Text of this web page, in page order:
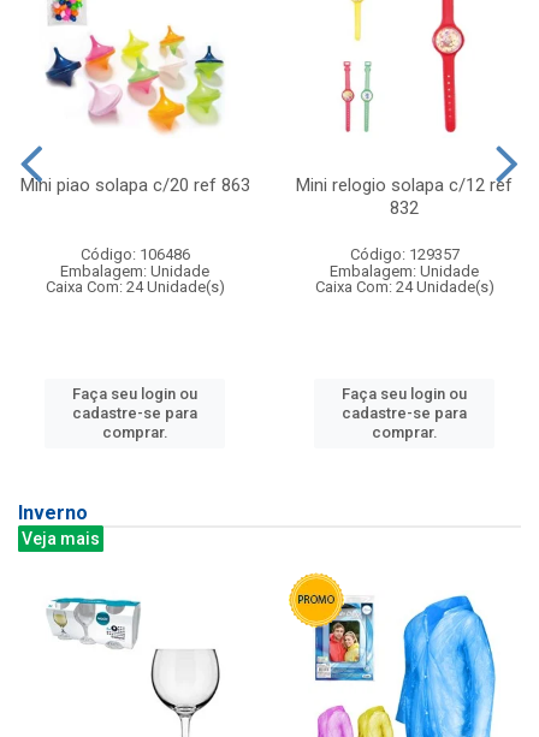
Mini piao solapa c/20 ref 863
Código: 106486
Embalagem: Unidade
Caixa Com: 24 Unidade(s)
Faça seu login ou
cadastre-se para
comprar.
Mini relogio solapa c/12 ref
832
Código: 129357
Embalagem: Unidade
Caixa Com: 24 Unidade(s)
Faça seu login ou
cadastre-se para
comprar.
Inverno
Veja mais